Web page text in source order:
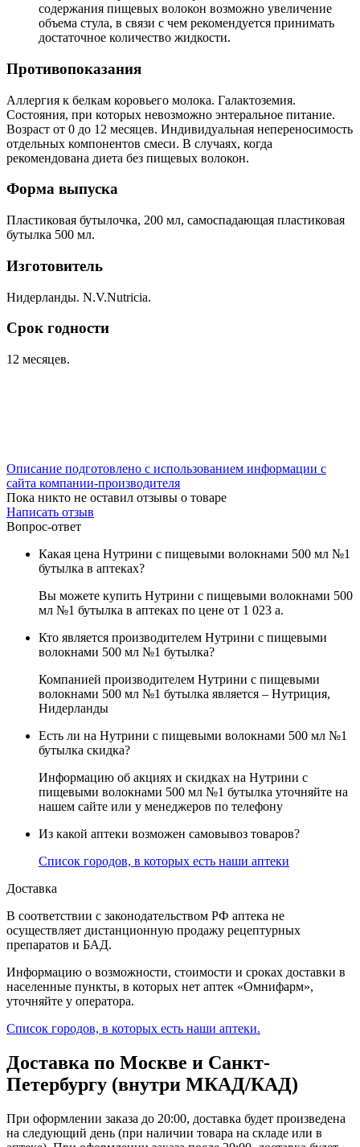
содержания пищевых волокон возможно увеличение
объема стула, в связи с чем рекомендуется принимать
достаточное количество жидкости.
Противопоказания
Аллергия к белкам коровьего молока. Галактоземия.
Состояния, при которых невозможно энтеральное питание.
Возраст от 0 до 12 месяцев. Индивидуальная непереносимость
отдельных компонентов смеси. В случаях, когда
рекомендована диета без пищевых волокон.
Форма выпуска
Пластиковая бутылочка, 200 мл, самоспадающая пластиковая
бутылка 500 мл.
Изготовитель
Нидерланды. N.V.Nutricia.
Срок годности
12 месяцев.
Описание подготовлено с использованием информации с
сайта компании-производителя
Пока никто не оставил отзывы о товаре
Написать отзыв
Вопрос-ответ
Какая цена Нутрини с пищевыми волокнами 500 мл №1
бутылка в аптеках?
Вы можете купить Нутрини с пищевыми волокнами 500
мл №1 бутылка в аптеках по цене от 1 023 a.
Кто является производителем Нутрини с пищевыми
волокнами 500 мл №1 бутылка?
Компанией производителем Нутрини с пищевыми
волокнами 500 мл №1 бутылка является – Нутриция,
Нидерланды
Есть ли на Нутрини с пищевыми волокнами 500 мл №1
бутылка скидка?
Информацию об акциях и скидках на Нутрини с
пищевыми волокнами 500 мл №1 бутылка уточняйте на
нашем сайте или у менеджеров по телефону
Из какой аптеки возможен самовывоз товаров?
Список городов, в которых есть наши аптеки
Доставка
В соответствии с законодательством РФ аптека не
осуществляет дистанционную продажу рецептурных
препаратов и БАД.
Информацию о возможности, стоимости и сроках доставки в
населенные пункты, в которых нет аптек «Омнифарм»,
уточняйте у оператора.
Список городов, в которых есть наши аптеки.
Доставка по Москве и Санкт-
Петербургу (внутри МКАД/КАД)
При оформлении заказа до 20:00, доставка будет произведена
на следующий день (при наличии товара на складе или в